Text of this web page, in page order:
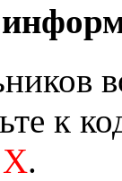
к
.